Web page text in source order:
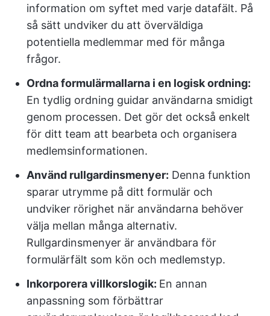
information om syftet med varje datafält. På
så sätt undviker du att överväldiga
potentiella medlemmar med för många
frågor.
Ordna formulärmallarna i en logisk ordning:
En tydlig ordning guidar användarna smidigt
genom processen. Det gör det också enkelt
för ditt team att bearbeta och organisera
medlemsinformationen.
Använd rullgardinsmenyer: Denna funktion
sparar utrymme på ditt formulär och
undviker rörighet när användarna behöver
välja mellan många alternativ.
Rullgardinsmenyer är användbara för
formulärfält som kön och medlemstyp.
Inkorporera villkorslogik: En annan
anpassning som förbättrar